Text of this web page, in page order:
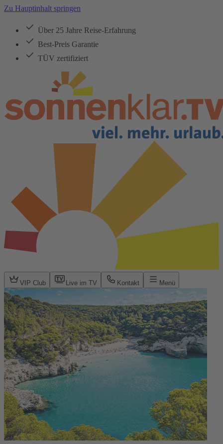
Zu Hauptinhalt springen
Über 25 Jahre Reise-Erfahrung
Best-Preis Garantie
TÜV zertifiziert
VIP Club Live im TV Kontakt Menü